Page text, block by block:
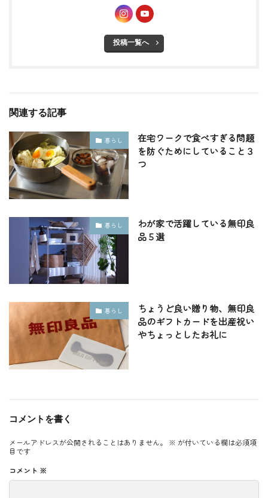
投稿一覧へ
関連する記事
暮らし
在宅ワークで食べすぎる問題
を防ぐためにしていること３
つ
暮らし
わが家で活躍している無印良
品５選
暮らし
ちょうど良い贈り物、無印良
品のギフトカードを出産祝い
やちょっとしたお礼に
コメントを書く
メールアドレスが公開されることはありません。 ※ が付いている欄は必須項
目です
コメント ※